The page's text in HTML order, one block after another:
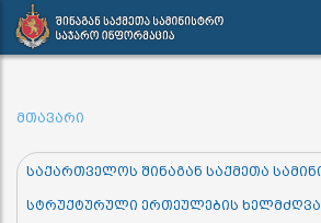
მთავარი
საქართველოს შინაგან საქმეთა
სტრუქტურული ერთეულების